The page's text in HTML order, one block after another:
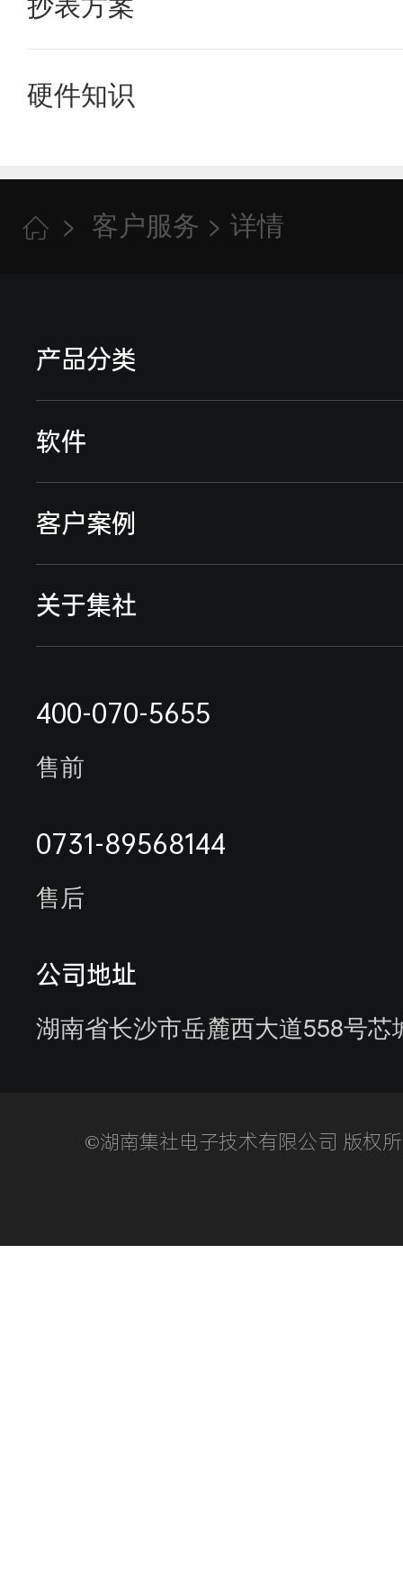
学校宿舍水电表管理解决方案
查看更多
硬件知识
大口径nb物联网水表需要插卡
 > 客户服务 > 详情
产品分类
远程智能电表
远传智能水表
采集终端
软件
远程预付费系统
能耗监测系统
电表抄表方案
水表抄表方案
客户案例
典型案例
远程抄表缴费案例
最新案例
能耗监测系统案例
未拍摄客户名单
客户来访
参观供应商
关于集社
合作伙伴
客户服务
400-070-5655
售前
0731-89568144
售后
公司地址
湖南省长沙市岳麓西大道558号芯
©湖南集社电子技术有限公司 版权所